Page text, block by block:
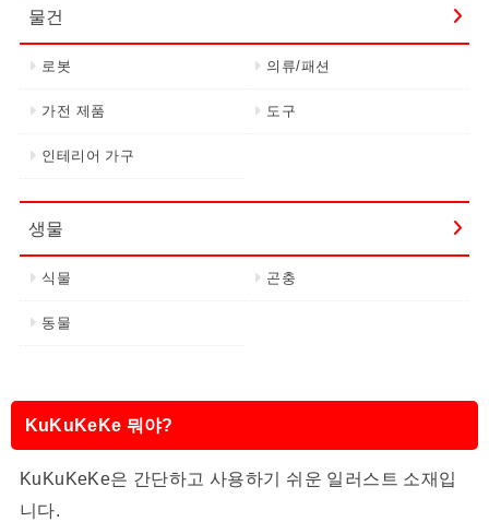
물건
로봇 의류/패션
가전 제품 도구
인테리어 가구
생물
식물 곤충
동물
KuKuKeKe 뭐야?
KuKuKeKe은 간단하고 사용하기 쉬운 일러스트 소재입
니다.